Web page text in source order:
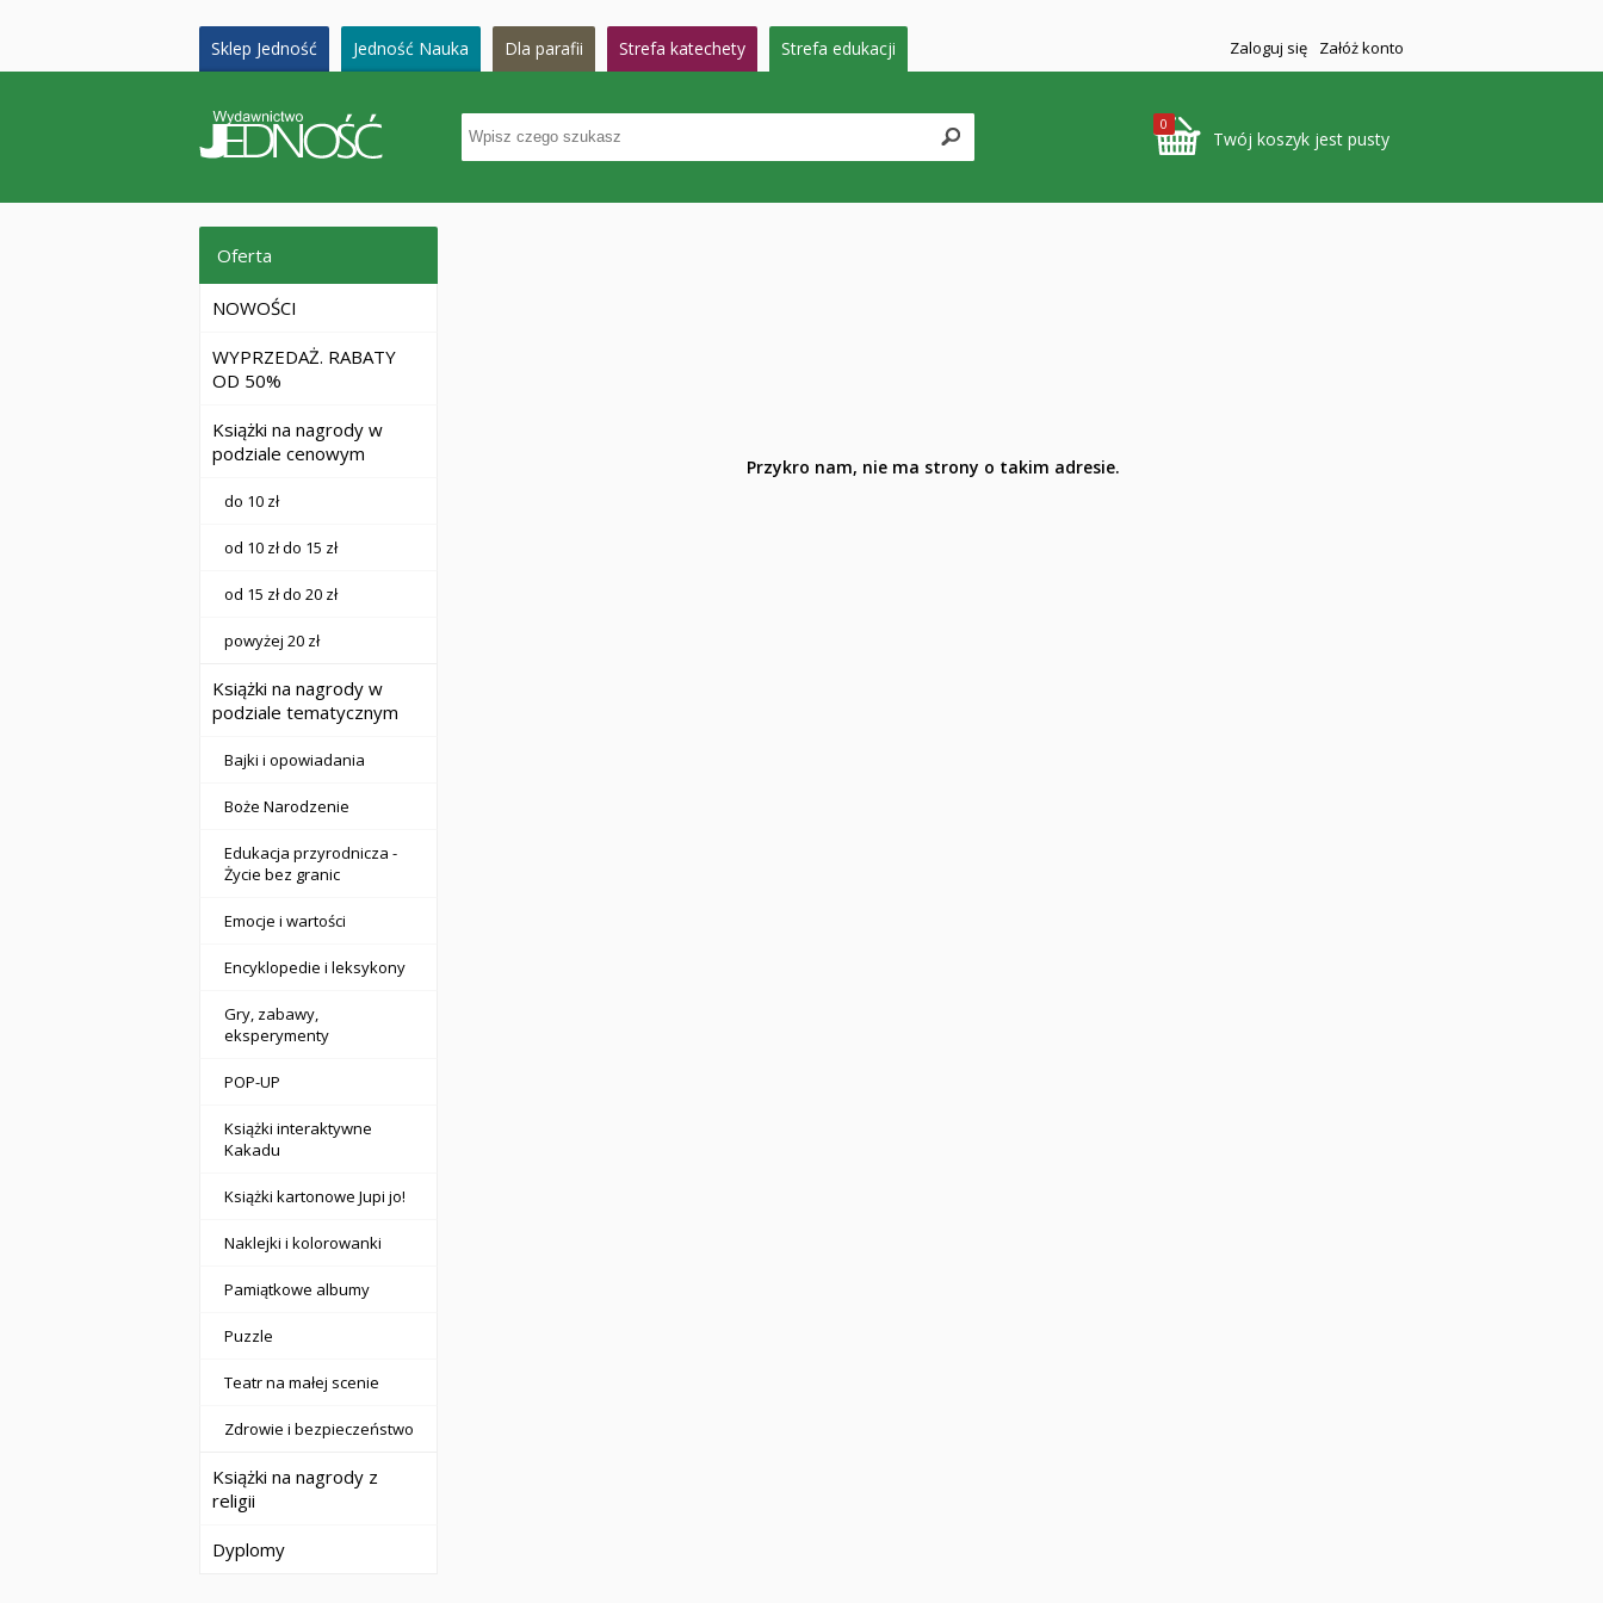
Sklep Jedność Jedność Nauka Dla parafii Strefa katechety Strefa edukacji Zaloguj się Załóż konto
0
Twój koszyk jest pusty
Oferta
NOWOŚCI
WYPRZEDAŻ. RABATY
OD 50%
Książki na nagrody w
podziale cenowym
do 10 zł
od 10 zł do 15 zł
od 15 zł do 20 zł
powyżej 20 zł
Książki na nagrody w
podziale tematycznym
Bajki i opowiadania
Boże Narodzenie
Edukacja przyrodnicza -
Życie bez granic
Emocje i wartości
Encyklopedie i leksykony
Gry, zabawy,
eksperymenty
POP-UP
Książki interaktywne
Kakadu
Książki kartonowe Jupi jo!
Naklejki i kolorowanki
Pamiątkowe albumy
Puzzle
Teatr na małej scenie
Zdrowie i bezpieczeństwo
Książki na nagrody z
religii
Dyplomy
Przykro nam, nie ma strony o takim adresie.